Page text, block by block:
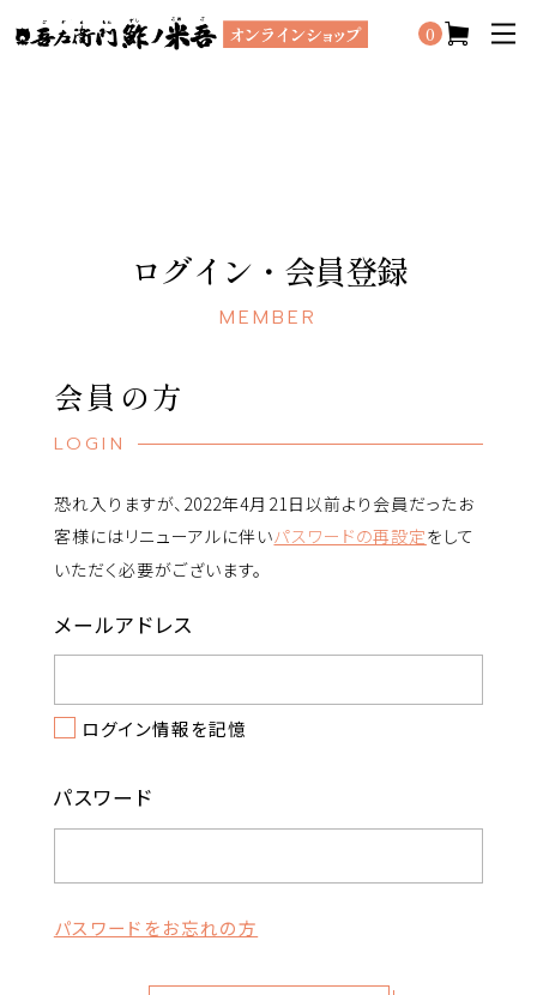
0
ログイン・会員登録
MEMBER
会員の方
LOGIN
恐れ入りますが、2022年4月21日以前より会員だったお
客様にはリニューアルに伴いパスワードの再設定をして
いただく必要がございます。
メールアドレス
ログイン情報を記憶
パスワード
パスワードをお忘れの方